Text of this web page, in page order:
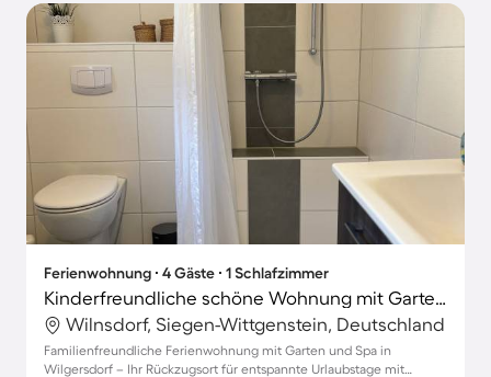
Ferienwohnung ∙ 4 Gäste ∙ 1 Schlafzimmer
Kinderfreundliche schöne Wohnung mit Garten | Naturblick | Haustierfreundlich
Wilnsdorf, Siegen-Wittgenstein, Deutschland
Familienfreundliche Ferienwohnung mit Garten und Spa in
Wilgersdorf – Ihr Rückzugsort für entspannte Urlaubstage mit